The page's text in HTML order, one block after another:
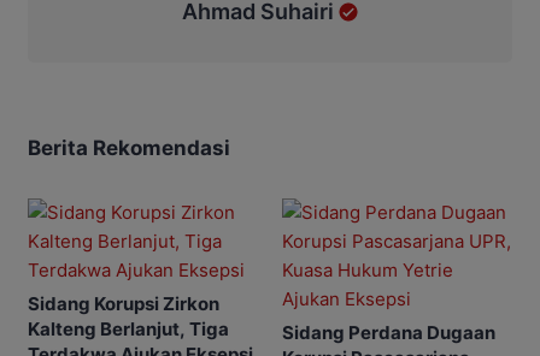
Ahmad Suhairi
Berita Rekomendasi
Sidang Korupsi Zirkon
Kalteng Berlanjut, Tiga
Sidang Perdana Dugaan